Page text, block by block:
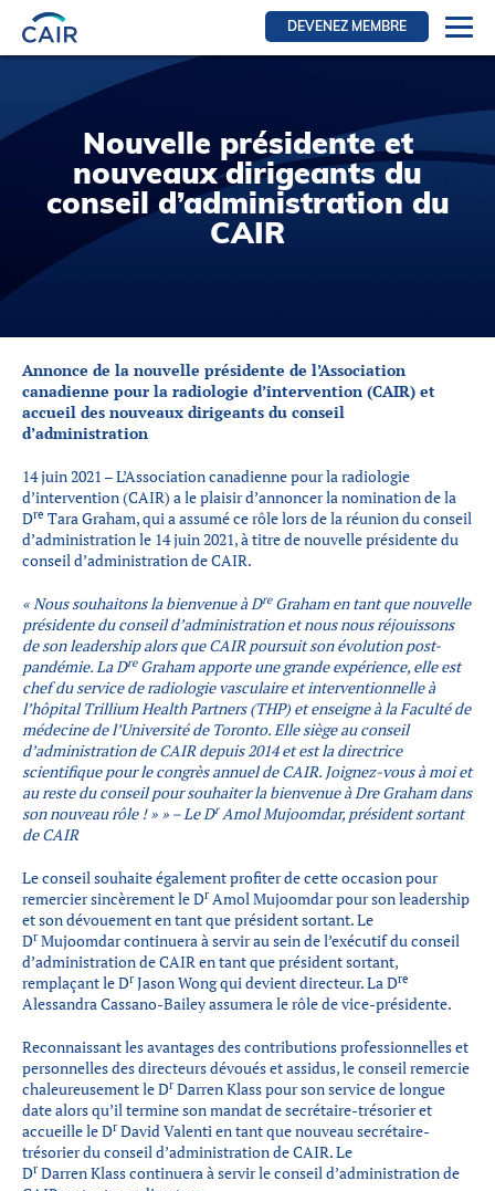
DEVENEZ MEMBRE
Se connecter
Ressources pour les membres
FRI Section
Ressources pour les patients
Nouvelles
Contact
À Propos
Partenaires
Introduction à la RI
COVID-19
Carrières en RI
English
Nouvelle présidente et
nouveaux dirigeants du
conseil d’administration du
CAIR
Annonce de la nouvelle présidente de l’Association
canadienne pour la radiologie d’intervention (CAIR) et
accueil des nouveaux dirigeants du conseil
d’administration
14 juin 2021 – L’Association canadienne pour la radiologie
d’intervention (CAIR) a le plaisir d’annoncer la nomination de la
Dre Tara Graham, qui a assumé ce rôle lors de la réunion du conseil
d’administration le 14 juin 2021, à titre de nouvelle présidente du
conseil d’administration de CAIR.
«Nous souhaitons la bienvenue à DreGraham en tant que nouvelle
présidente du conseil d’administration et nous nous réjouissons
de son leadership alors que CAIR poursuit son évolution post-
pandémie. La DreGraham apporte une grande expérience, elle est
chef du service de radiologie vasculaire et interventionnelle à
l’hôpital Trillium Health Partners (THP) et enseigne à la Faculté de
médecine de l’Université de Toronto. Elle siège au conseil
d’administration de CAIR depuis 2014 et est la directrice
scientifique pour le congrès annuel de CAIR. Joignez-vous à moi et
au reste du conseil pour souhaiter la bienvenue à Dre Graham dans
son nouveau rôle ! » » – Le DrAmol Mujoomdar, président sortant
de CAIR
Le conseil souhaite également profiter de cette occasion pour
remercier sincèrement le Dr Amol Mujoomdar pour son leadership
et son dévouement en tant que président sortant. Le
Dr Mujoomdar continuera à servir au sein de l’exécutif du conseil
d’administration de CAIR en tant que président sortant,
remplaçant le Dr Jason Wong qui devient directeur. La Dre
Alessandra Cassano-Bailey assumera le rôle de vice-présidente.
Reconnaissant les avantages des contributions professionnelles et
personnelles des directeurs dévoués et assidus, le conseil remercie
chaleureusement le Dr Darren Klass pour son service de longue
date alors qu’il termine son mandat de secrétaire-trésorier et
accueille le Dr David Valenti en tant que nouveau secrétaire-
trésorier du conseil d’administration de CAIR. Le
Dr Darren Klass continuera à servir le conseil d’administration de